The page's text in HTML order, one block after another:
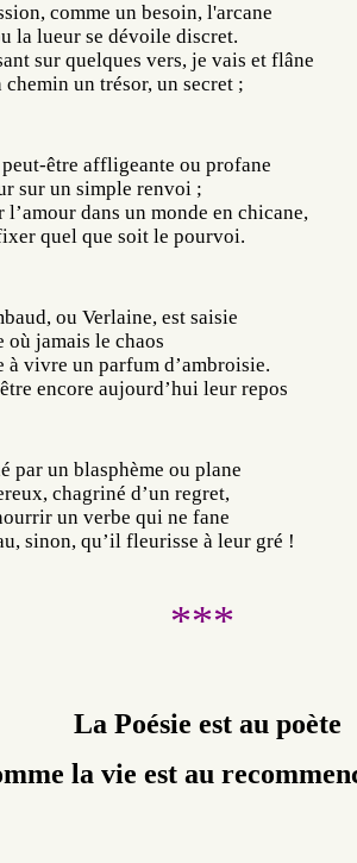
comme un besoin, l'arcane
la lueur se dévoile discret.
sur quelques vers, je vais et flâne
un trésor, un secret ;
être affligeante ou profane
sur un simple renvoi ;
l’amour dans un monde en chicane,
quel que soit le pourvoi.
ou Verlaine, est saisie
jamais le chaos
à vivre un parfum d’ambroisie.
encore aujourd’hui leur repos
par un blasphème ou plane
chagriné d’un regret,
un verbe qui ne fane
sinon, qu’il fleurisse à leur gré !
***
La Poésie est au poète
la vie est au